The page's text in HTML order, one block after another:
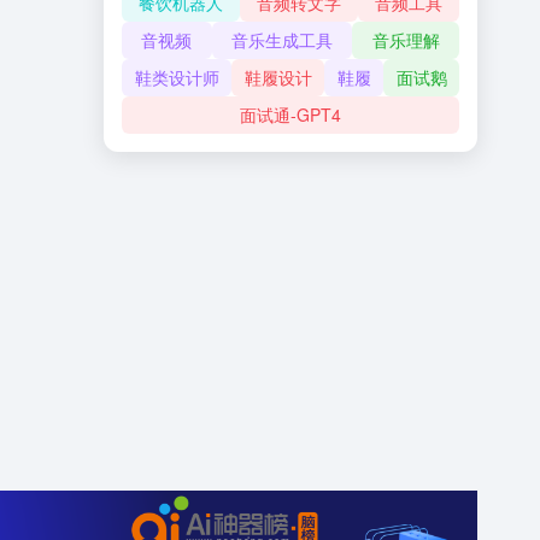
音视频
音乐生成工具
音乐理解
鞋类设计师
鞋履设计 鞋履
面试鹅
面试通-GPT4